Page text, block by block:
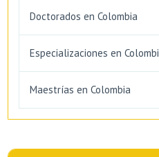
Doctorados en Colombia
Especializaciones en
Maestrías en Colombia